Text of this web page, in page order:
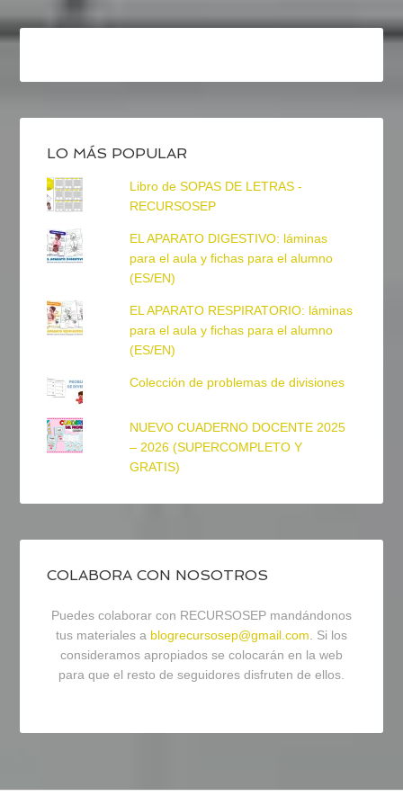
LO MÁS POPULAR
Libro de SOPAS DE LETRAS -
RECURSOSEP
EL APARATO DIGESTIVO: láminas
para el aula y fichas para el alumno
(ES/EN)
EL APARATO RESPIRATORIO: láminas
para el aula y fichas para el alumno
(ES/EN)
Colección de problemas de divisiones
NUEVO CUADERNO DOCENTE 2025
– 2026 (SUPERCOMPLETO Y
GRATIS)
COLABORA CON NOSOTROS
Puedes colaborar con RECURSOSEP mandándonos
tus materiales a blogrecursosep@gmail.com. Si los
consideramos apropiados se colocarán en la web
para que el resto de seguidores disfruten de ellos.